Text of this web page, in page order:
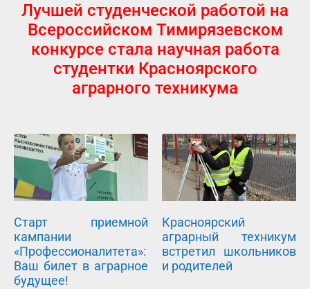
Лучшей студенческой работой на
Всероссийском Тимирязевском
конкурсе стала научная работа
студентки Красноярского
аграрного техникума
Старт приемной
кампании
«Профессионалитета»:
Ваш билет в аграрное
будущее!
Красноярский
аграрный техникум
встретил школьников
и родителей